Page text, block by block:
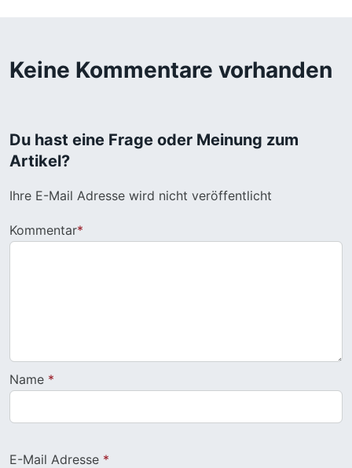
Keine Kommentare vorhanden
Du hast eine Frage oder Meinung zum
Artikel?
Ihre E-Mail Adresse wird nicht veröffentlicht
Kommentar*
Name *
E-Mail Adresse *